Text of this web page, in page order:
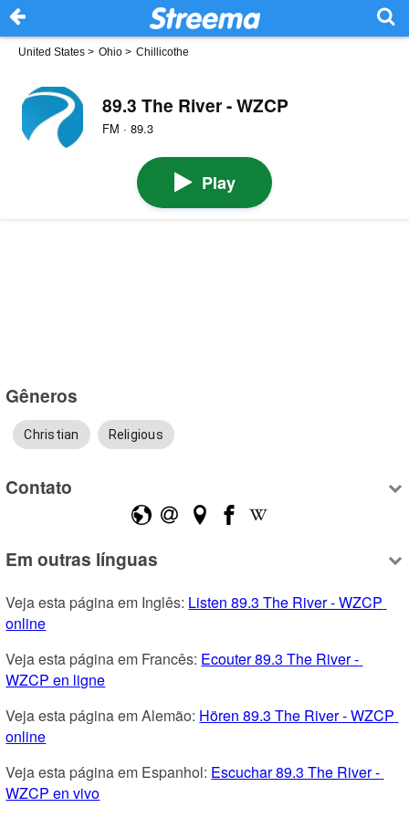
United States > Ohio > Chillicothe
89.3 The River - WZCP
FM · 89.3
Play
Gêneros
Christian Religious
Contato
Em outras línguas
Veja esta página em Inglês: Listen 89.3 The River - WZCP
online
Veja esta página em Francês: Ecouter 89.3 The River -
WZCP en ligne
Veja esta página em Alemão: Hören 89.3 The River - WZCP
online
Veja esta página em Espanhol: Escuchar 89.3 The River -
WZCP en vivo